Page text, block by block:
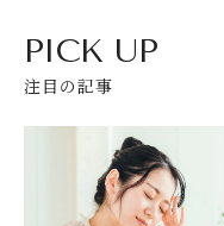
PICK UP
注目の記事